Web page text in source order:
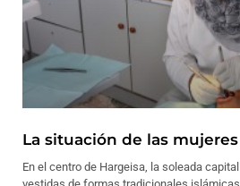
La situación de las
En el centro de Hargeisa, la soleada